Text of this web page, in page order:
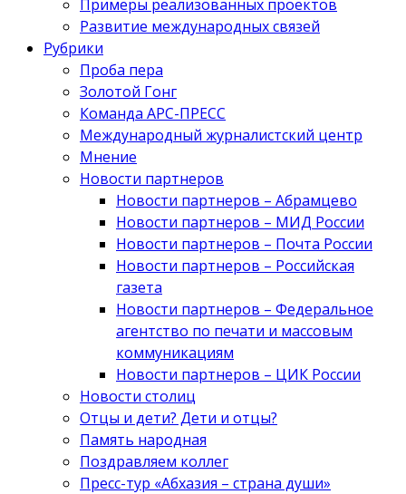
Примеры реализованных проектов
Развитие международных связей
Рубрики
Проба пера
Золотой Гонг
Команда АРС-ПРЕСС
Международный журналистский центр
Мнение
Новости партнеров
Новости партнеров – Абрамцево
Новости партнеров – МИД России
Новости партнеров – Почта России
Новости партнеров – Российская
газета
Новости партнеров – Федеральное
агентство по печати и массовым
коммуникациям
Новости партнеров – ЦИК России
Новости столиц
Отцы и дети? Дети и отцы?
Память народная
Поздравляем коллег
Пресс-тур «Абхазия – страна души»